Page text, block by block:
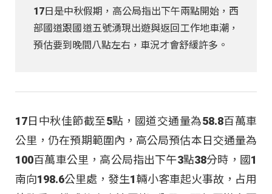
17日是中秋假期，高公局指出下午兩點開始，西
部國道跟國道五號湧現出遊與返回工作地車潮，
預估要到晚間八點左右，車況才會舒緩許多。
17日中秋佳節截至5點，國道交通量為58.8百萬車
公里，仍在預期範圍內，高公局預估本日交通量為
100百萬車公里，高公局指出下午3點38分時，國1
南向198.6公里處，發生1輛小客車起火事故，占用